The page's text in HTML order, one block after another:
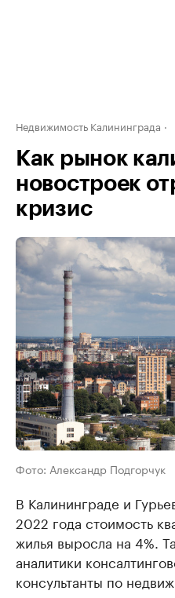
Недвижимость Калининграда
Как рынок
новостроек
кризис
Фото: Александр Подгорчук
В Калининграде и
2022 года стоимость
жилья выросла на 4%.
аналитики
консультанты по